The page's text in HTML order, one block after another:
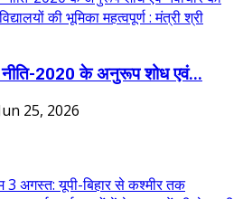
नीति-2020 के अनुरूप शोध एवं...
25, 2026